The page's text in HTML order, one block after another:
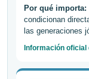
Por qué importa:
condicionan
las generaciones
Información